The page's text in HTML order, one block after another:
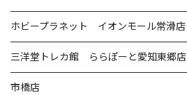
ホビープラネット イオンモール常滑店
三洋堂トレカ館 ららぽーと愛知東郷店
市橋店